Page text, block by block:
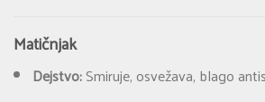
Matičnjak
Dejstvo:Smiruje, osvežava, blago